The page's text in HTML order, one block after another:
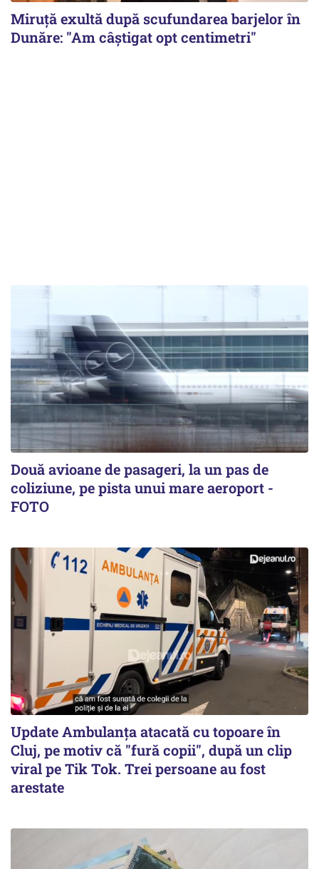
Miruță exultă după scufundarea barjelor în
Dunăre: "Am câștigat opt centimetri"
Două avioane de pasageri, la un pas de
coliziune, pe pista unui mare aeroport -
FOTO
Update Ambulanța atacată cu topoare în
Cluj, pe motiv că "fură copii", după un clip
viral pe Tik Tok. Trei persoane au fost
arestate